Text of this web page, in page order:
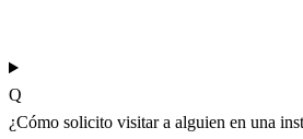
Q
¿Cómo solicito visitar a alguien en una